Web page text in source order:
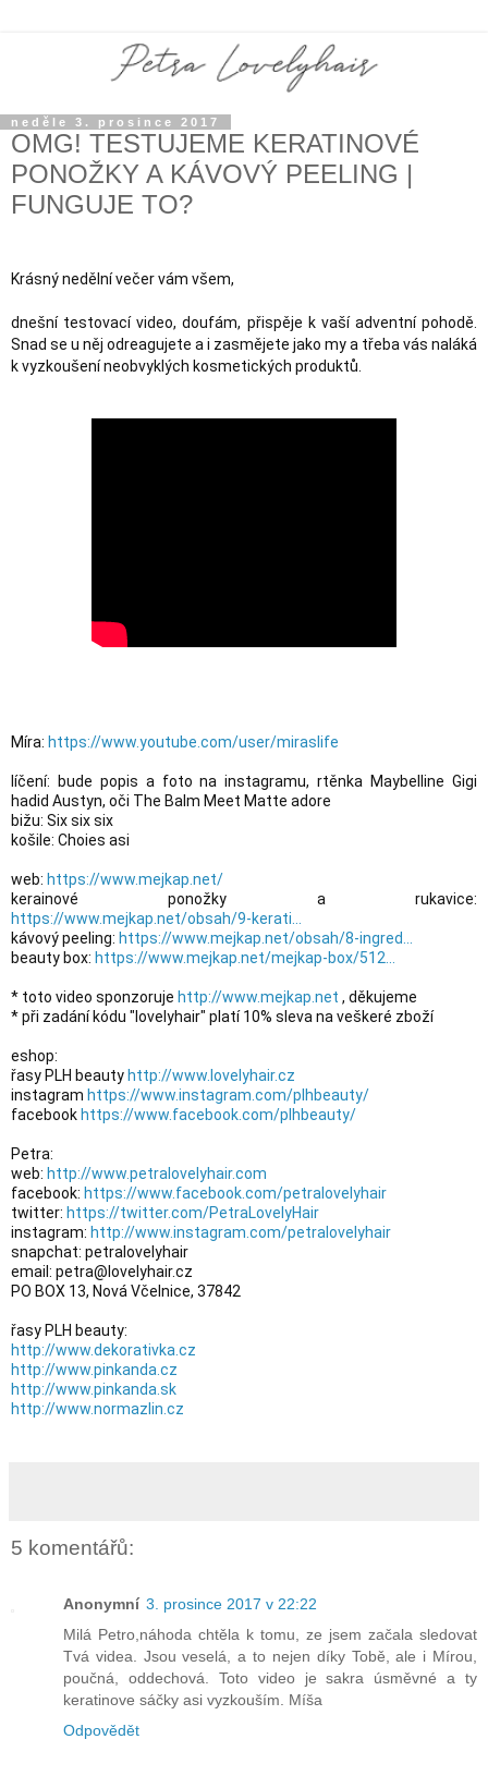
neděle 3. prosince 2017
OMG! TESTUJEME KERATINOVÉ
PONOŽKY A KÁVOVÝ PEELING |
FUNGUJE TO?
Krásný nedělní večer vám všem,
dnešní testovací video, doufám, přispěje k vaší adventní pohodě.
Snad se u něj odreagujete a i zasmějete jako my a třeba vás naláká
k vyzkoušení neobvyklých kosmetických produktů.
Míra: https://www.youtube.com/user/miraslife
líčení: bude popis a foto na instagramu, rtěnka Maybelline Gigi
hadid Austyn, oči The Balm Meet Matte adore
bižu: Six six six
košile: Choies asi
web: https://www.mejkap.net/
kerainové ponožky a rukavice:
https://www.mejkap.net/obsah/9-kerati...
kávový peeling: https://www.mejkap.net/obsah/8-ingred...
beauty box: https://www.mejkap.net/mejkap-box/512...
* toto video sponzoruje http://www.mejkap.net , děkujeme
* při zadání kódu "lovelyhair" platí 10% sleva na veškeré zboží
eshop:
řasy PLH beauty http://www.lovelyhair.cz
instagram https://www.instagram.com/plhbeauty/
facebook https://www.facebook.com/plhbeauty/
Petra:
web: http://www.petralovelyhair.com
facebook: https://www.facebook.com/petralovelyhair
twitter: https://twitter.com/PetraLovelyHair
instagram: http://www.instagram.com/petralovelyhair
snapchat: petralovelyhair
email: petra@lovelyhair.cz
PO BOX 13, Nová Včelnice, 37842
http://www.dekorativka.cz
http://www.pinkanda.cz
http://www.pinkanda.sk
http://www.normazlin.cz
5 komentářů:
Anonymní 3. prosince 2017 v 22:22
Milá Petro,náhoda chtěla k tomu, ze jsem začala sledovat
Tvá videa. Jsou veselá, a to nejen díky Tobě, ale i Mírou,
poučná, oddechová. Toto video je sakra úsměvné a ty
keratinove sáčky asi vyzkouším. Míša
Odpovědět